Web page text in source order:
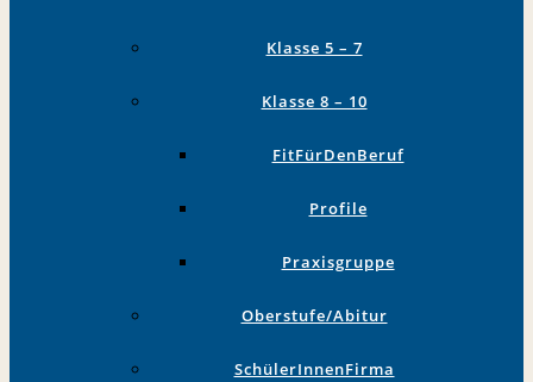
Klasse 5 – 7
Klasse 8 – 10
FitFürDenBeruf
Profile
Praxisgruppe
Oberstufe/Abitur
SchülerInnenFirma